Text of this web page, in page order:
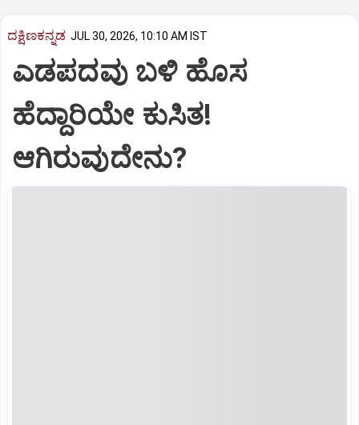
ದಕ್ಷಿಣಕನ್ನಡ JUL 30, 2026, 10:10 AM IST
ಎಡಪದವು ಬಳಿ ಹೊಸ
ಹೆದ್ದಾರಿಯೇ ಕುಸಿತ!
ಆಗಿರುವುದೇನು?